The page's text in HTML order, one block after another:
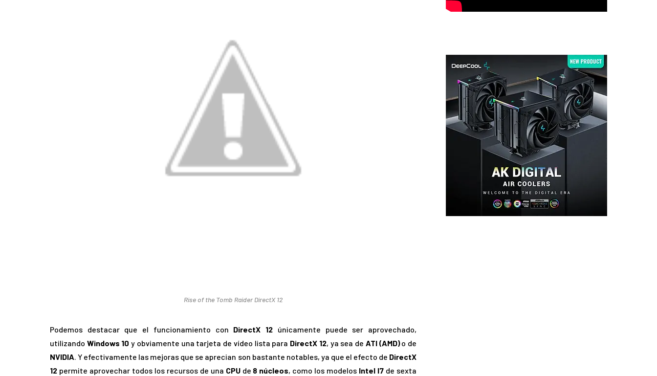
Rise of the Tomb Raider DirectX 12
Podemos destacar que el funcionamiento con DirectX 12 únicamente puede ser aprovechado,
utilizando Windows 10 y obviamente una tarjeta de vídeo lista para DirectX 12, ya sea de ATI (AMD)o de
NVIDIA. Y efectivamente las mejoras que se aprecian son bastante notables, ya que el efecto de DirectX
12 permite aprovechar todos los recursos de una CPUde 8 núcleos, como los modelos Intel I7 de sexta